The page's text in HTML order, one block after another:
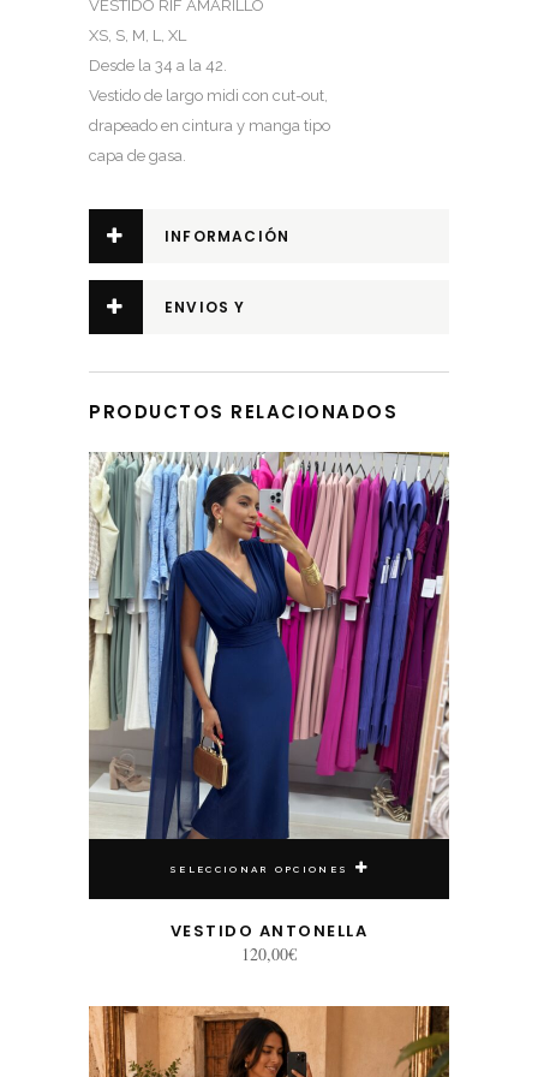
VESTIDO RIF AMARILLO
XS, S, M, L, XL
Desde la 34 a la 42.
Vestido de largo midi con cut-out,
drapeado en cintura y manga tipo
capa de gasa.
INFORMACIÓN
ENVIOS Y
PRODUCTOS RELACIONADOS
SELECCIONAR OPCIONES
Este producto tiene múltiples variantes. Las opciones se pueden elegir en la página de producto
VESTIDO ANTONELLA
120,00€
Este producto tiene múltiples variantes. Las opciones se pueden elegir en la página de producto